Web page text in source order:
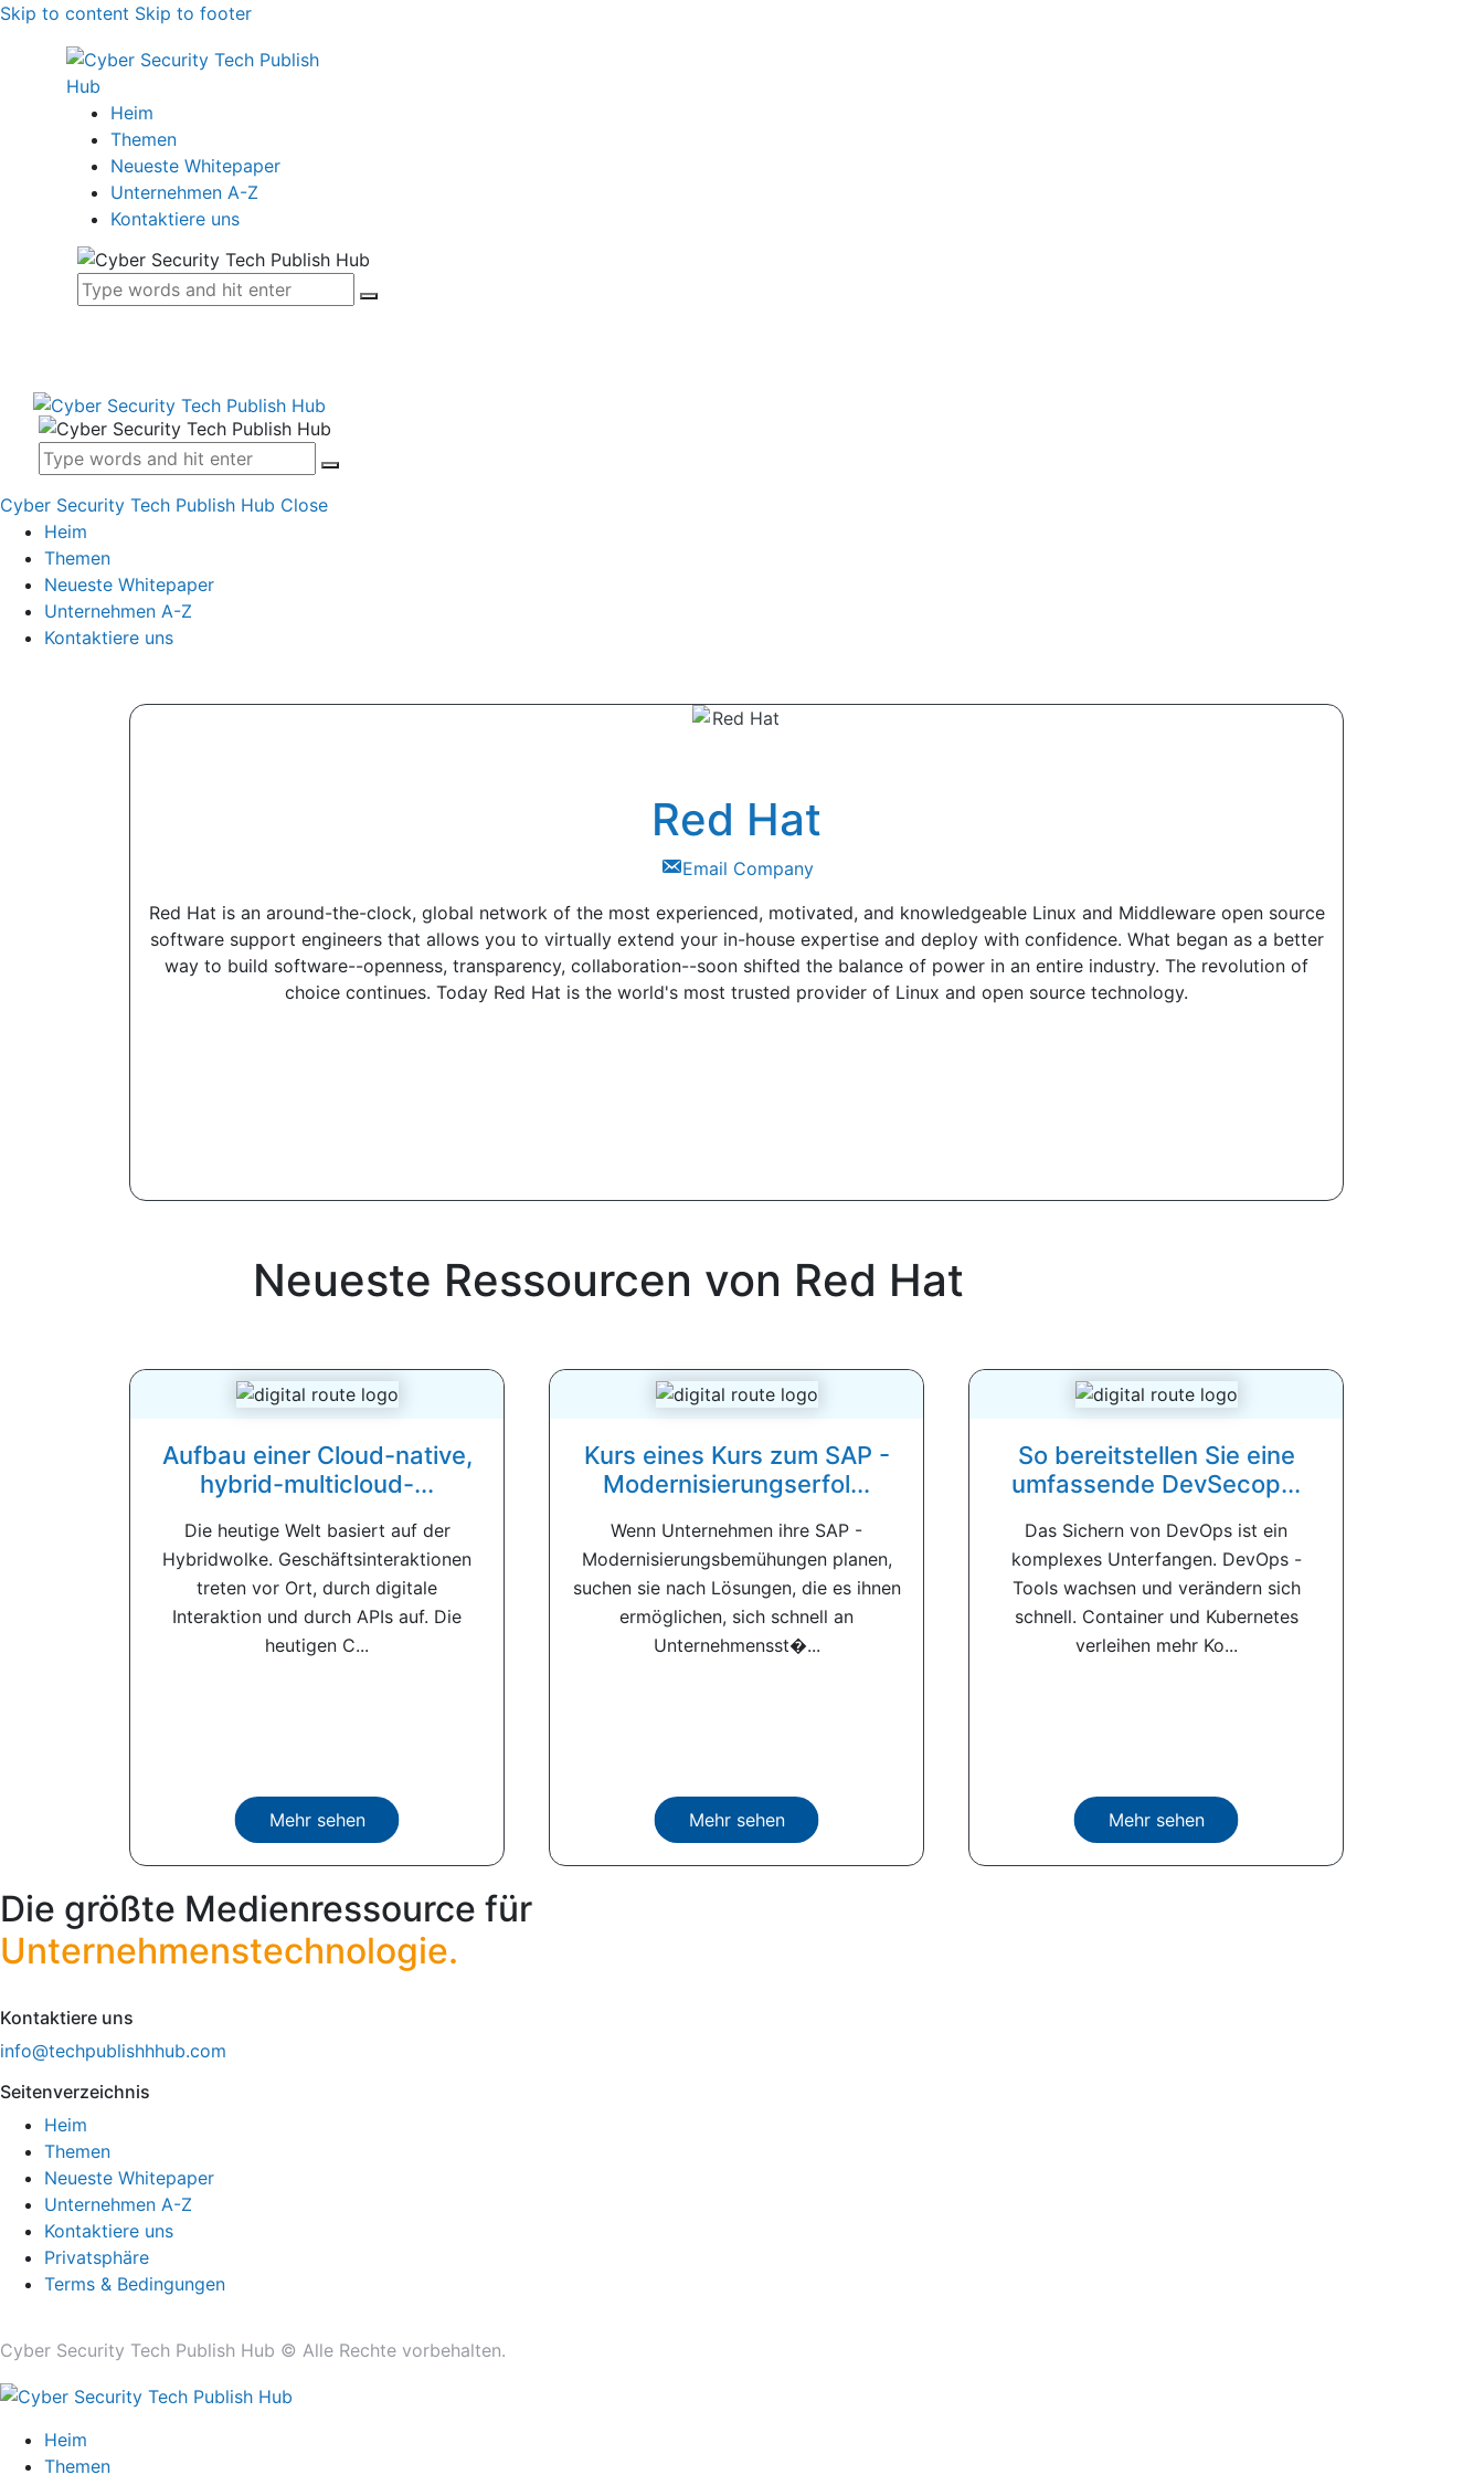
Skip to content Skip to footer
Heim
Themen
Neueste Whitepaper
Unternehmen A-Z
Kontaktiere uns
Cyber Security Tech Publish Hub Close
Heim
Themen
Neueste Whitepaper
Unternehmen A-Z
Kontaktiere uns
Red Hat
Email Company
Red Hat is an around-the-clock, global network of the most experienced, motivated, and knowledgeable Linux and Middleware open source
software support engineers that allows you to virtually extend your in-house expertise and deploy with confidence. What began as a better
way to build software--openness, transparency, collaboration--soon shifted the balance of power in an entire industry. The revolution of
choice continues. Today Red Hat is the world's most trusted provider of Linux and open source technology.
Neueste Ressourcen von Red Hat
Aufbau einer Cloud-native,
hybrid-multicloud-...
Die heutige Welt basiert auf der
Hybridwolke. Geschäftsinteraktionen
treten vor Ort, durch digitale
Interaktion und durch APIs auf. Die
heutigen C...
Mehr sehen
Kurs eines Kurs zum SAP -
Modernisierungserfol...
Wenn Unternehmen ihre SAP -
Modernisierungsbemühungen planen,
suchen sie nach Lösungen, die es ihnen
ermöglichen, sich schnell an
Unternehmensst�...
Mehr sehen
So bereitstellen Sie eine
umfassende DevSecop...
Das Sichern von DevOps ist ein
komplexes Unterfangen. DevOps -
Tools wachsen und verändern sich
schnell. Container und Kubernetes
verleihen mehr Ko...
Mehr sehen
Die größte Medienressource für
Unternehmenstechnologie.
Kontaktiere uns
info@techpublishhhub.com
Seitenverzeichnis
Heim
Themen
Neueste Whitepaper
Unternehmen A-Z
Kontaktiere uns
Privatsphäre
Terms & Bedingungen
Cyber ​​Security Tech Publish Hub © Alle Rechte vorbehalten.
Heim
Themen